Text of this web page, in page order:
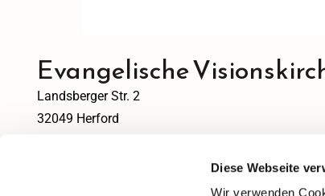
Diese Webseite
Wir verwenden
Evangelische
Landsberger Str. 2
32049 Herford